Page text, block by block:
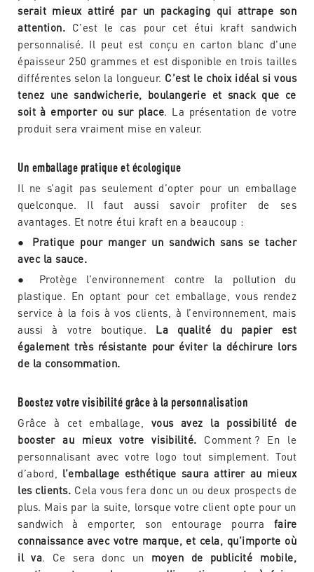
serait mieux attiré par un packaging qui attrape son
attention. C’est le cas pour cet étui kraft sandwich
personnalisé. Il peut est conçu en carton blanc d'une
épaisseur 250 grammes et est disponible en trois tailles
différentes selon la longueur. C’est le choix idéal si vous
tenez une sandwicherie, boulangerie et snack que ce
soit à emporter ou sur place. La présentation de votre
produit sera vraiment mise en valeur.
Un emballage pratique et écologique
Il ne s’agit pas seulement d’opter pour un emballage
quelconque. Il faut aussi savoir profiter de ses
avantages. Et notre étui kraft en a beaucoup :
● Pratique pour manger un sandwich sans se tacher
avec la sauce.
● Protège l’environnement contre la pollution du
plastique. En optant pour cet emballage, vous rendez
service à la fois à vos clients, à l’environnement, mais
aussi à votre boutique. La qualité du papier est
également très résistante pour éviter la déchirure lors
de la consommation.
Boostez votre visibilité grâce à la personnalisation
Grâce à cet emballage, vous avez la possibilité de
booster au mieux votre visibilité. Comment ? En le
personnalisant avec votre logo tout simplement. Tout
d’abord, l’emballage esthétique saura attirer au mieux
les clients. Cela vous fera donc un ou deux prospects de
plus. Mais par la suite, lorsque votre client opte pour un
sandwich à emporter, son entourage pourra faire
connaissance avec votre marque, et cela, qu’importe où
il va. Ce sera donc un moyen de publicité mobile,